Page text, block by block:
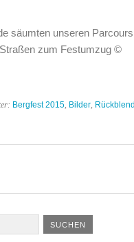
säumten unseren Parcours
zum Festumzug ©
Bergfest 2015, Bilder,